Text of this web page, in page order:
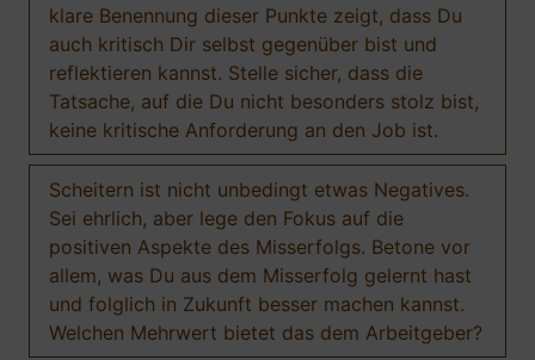
klare Benennung dieser Punkte zeigt, dass Du
auch kritisch Dir selbst gegenüber bist und
reflektieren kannst. Stelle sicher, dass die
Tatsache, auf die Du nicht besonders stolz bist,
keine kritische Anforderung an den Job ist.
Scheitern ist nicht unbedingt etwas Negatives.
Sei ehrlich, aber lege den Fokus auf die
positiven Aspekte des Misserfolgs. Betone vor
allem, was Du aus dem Misserfolg gelernt hast
und folglich in Zukunft besser machen kannst.
Welchen Mehrwert bietet das dem Arbeitgeber?